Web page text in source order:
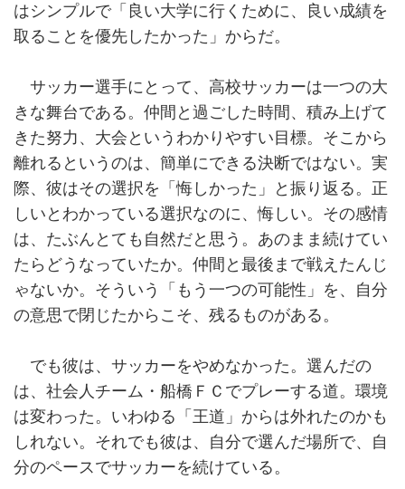
はシンプルで「良い大学に行くために、良い成績を
取ることを優先したかった」からだ。
サッカー選手にとって、高校サッカーは一つの大
きな舞台である。仲間と過ごした時間、積み上げて
きた努力、大会というわかりやすい目標。そこから
離れるというのは、簡単にできる決断ではない。実
際、彼はその選択を「悔しかった」と振り返る。正
しいとわかっている選択なのに、悔しい。その感情
は、たぶんとても自然だと思う。あのまま続けてい
たらどうなっていたか。仲間と最後まで戦えたんじ
ゃないか。そういう「もう一つの可能性」を、自分
の意思で閉じたからこそ、残るものがある。
でも彼は、サッカーをやめなかった。選んだの
は、社会人チーム・船橋ＦＣでプレーする道。環境
は変わった。いわゆる「王道」からは外れたのかも
しれない。それでも彼は、自分で選んだ場所で、自
分のペースでサッカーを続けている。